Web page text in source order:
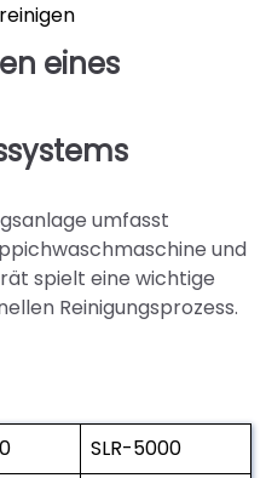
eines
umfasst
und
spielt eine wichtige
Reinigungsprozess.
SLR-5000